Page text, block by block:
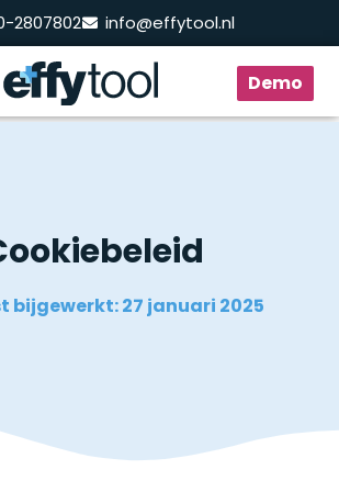
2807802 info@effytool.nl
Demo
bijgewerkt:27 januari 2025